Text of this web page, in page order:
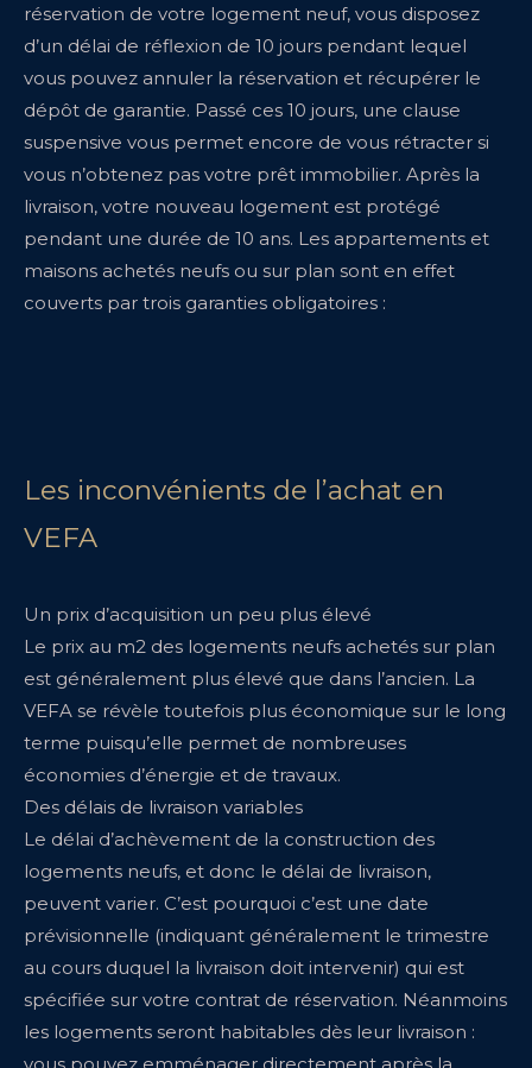
réservation de votre logement neuf, vous disposez
d’un délai de réflexion de 10 jours pendant lequel
vous pouvez annuler la réservation et récupérer le
dépôt de garantie. Passé ces 10 jours, une clause
suspensive vous permet encore de vous rétracter si
vous n’obtenez pas votre prêt immobilier. Après la
livraison, votre nouveau logement est protégé
pendant une durée de 10 ans. Les appartements et
maisons achetés neufs ou sur plan sont en effet
couverts par trois garanties obligatoires :
Les inconvénients de l’achat en
VEFA
Un prix d’acquisition un peu plus élevé
Le prix au m2 des logements neufs achetés sur plan
est généralement plus élevé que dans l’ancien. La
VEFA se révèle toutefois plus économique sur le long
terme puisqu’elle permet de nombreuses
économies d’énergie et de travaux.
Des délais de livraison variables
Le délai d’achèvement de la construction des
logements neufs, et donc le délai de livraison,
peuvent varier. C’est pourquoi c’est une date
prévisionnelle (indiquant généralement le trimestre
au cours duquel la livraison doit intervenir) qui est
spécifiée sur votre contrat de réservation. Néanmoins
les logements seront habitables dès leur livraison :
vous pouvez emménager directement après la